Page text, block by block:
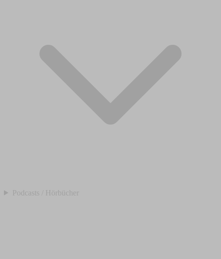
Podcasts / Hörbücher